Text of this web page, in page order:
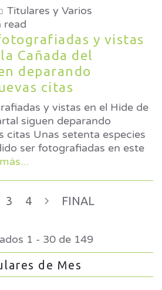
Titulares y Varios
read
y vistas
Cañada del
deparando
citas
y vistas en el Hide de
siguen deparando
especies
ser fotografiadas en este
3 4 FINAL
1 - 30 de 149
de Mes